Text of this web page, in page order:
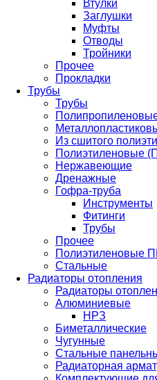
Втулки
Заглушки
Муфты
Отводы
Тройники
Прочее
Прокладки
Трубы
Трубы
Из сшитого
Полиэтиленовые
Нержавеющие
Дренажные
Гофра-труба
Инструменты
Фитинги
Трубы
Прочее
Полиэтиленовые
Стальные
Радиаторы отопления
Радиаторы
Алюминиевые
НРЗ
Биметаллические
Чугунные
Стальные
Радиаторная